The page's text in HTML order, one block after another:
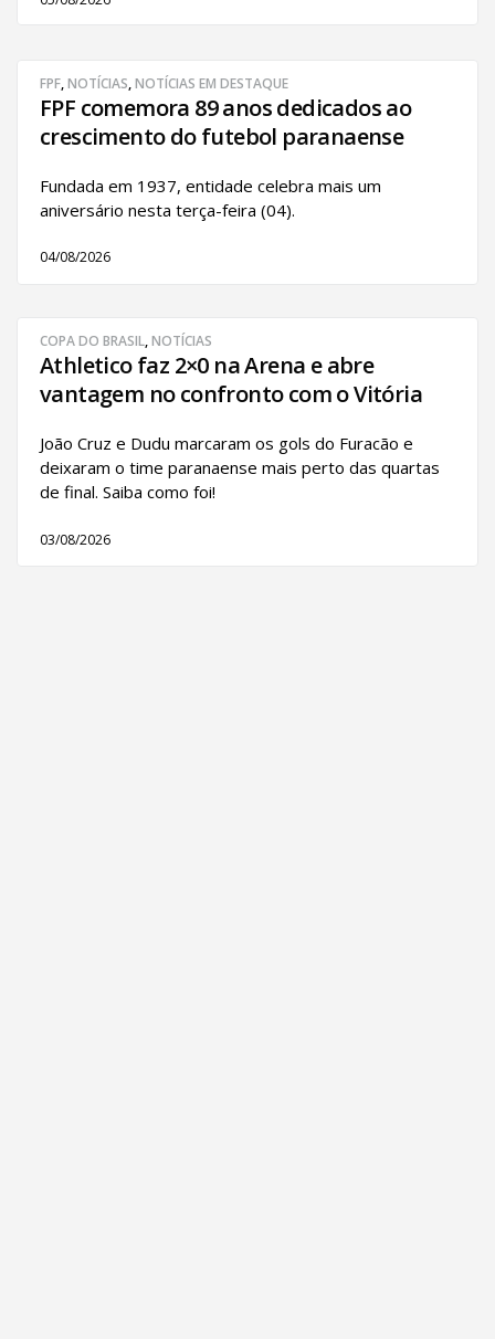
FPF,NOTÍCIAS,NOTÍCIAS EM DESTAQUE
FPF comemora 89 anos dedicados ao
crescimento do futebol paranaense
Fundada em 1937, entidade celebra mais um
aniversário nesta terça-feira (04).
04/08/2026
COPA DO BRASIL,NOTÍCIAS
Athletico faz 2×0 na Arena e abre
vantagem no confronto com o Vitória
João Cruz e Dudu marcaram os gols do Furacão e
deixaram o time paranaense mais perto das quartas
de final. Saiba como foi!
03/08/2026